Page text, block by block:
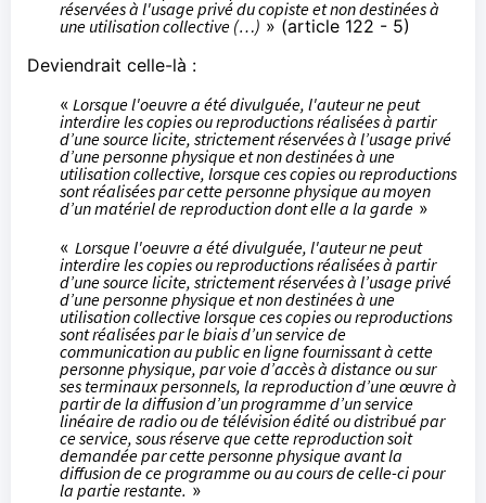
réservées à l'usage privé du copiste et non destinées à
une utilisation collective (…) » (article 122 - 5)
Deviendrait celle-là :
« Lorsque l'oeuvre a été divulguée, l'auteur ne peut
interdire les copies ou reproductions réalisées à partir
d’une source licite, strictement réservées à l’usage privé
d’une personne physique et non destinées à une
utilisation collective, lorsque ces copies ou reproductions
sont réalisées par cette personne physique au moyen
d’un matériel de reproduction dont elle a la garde »
« Lorsque l'oeuvre a été divulguée, l'auteur ne peut
interdire les copies ou reproductions réalisées à partir
d’une source licite, strictement réservées à l’usage privé
d’une personne physique et non destinées à une
utilisation collective lorsque ces copies ou reproductions
sont réalisées par le biais d’un service de
communication au public en ligne fournissant à cette
personne physique, par voie d’accès à distance ou sur
ses terminaux personnels, la reproduction d’une œuvre à
partir de la diffusion d’un programme d’un service
linéaire de radio ou de télévision édité ou distribué par
ce service, sous réserve que cette reproduction soit
demandée par cette personne physique avant la
diffusion de ce programme ou au cours de celle-ci pour
la partie restante. »